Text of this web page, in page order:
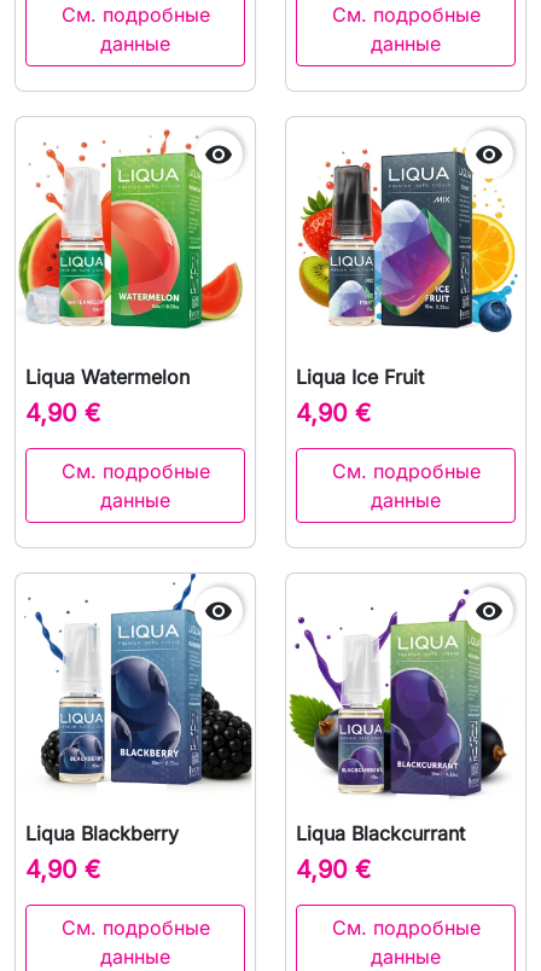
См. подробные
данные
См. подробные
данные

Liqua Watermelon
4,90 €
См. подробные
данные

Liqua Ice Fruit
4,90 €
См. подробные
данные

Liqua Blackberry
4,90 €
См. подробные
данные

Liqua Blackcurrant
4,90 €
См. подробные
данные